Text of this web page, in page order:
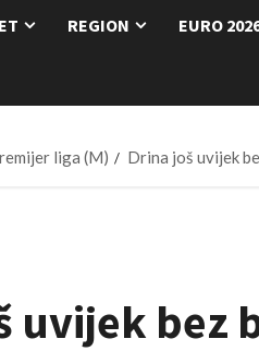
REGION EURO
liga (M) Drina još uvijek
uvijek bez